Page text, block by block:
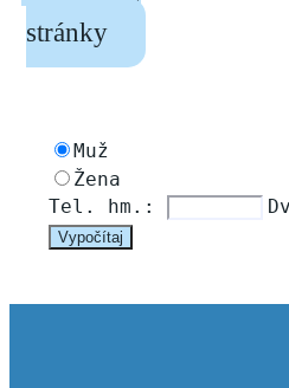
stránky
Muž
Žena
Tel. hm.: